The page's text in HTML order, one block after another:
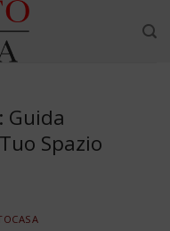
Guida
Spazio